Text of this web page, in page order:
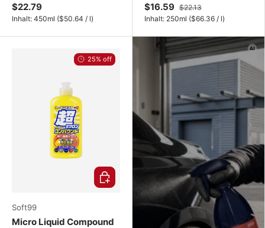
$22.79
Inhalt: 450ml Unit price
($50.64 / l)
$16.59 $22.13
Inhalt: 250ml Unit price
($66.36 / l)
25% off
Soft99
Micro Liquid Compound
Add to cart